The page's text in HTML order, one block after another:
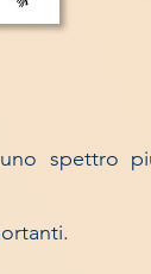
spettro